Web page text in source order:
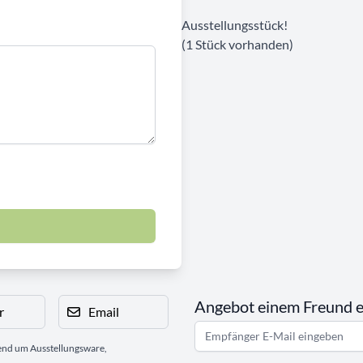
Ausstellungsstück!
(1 Stück vorhanden)
Email
um Ausstellungsware,
Angebot einem Freund